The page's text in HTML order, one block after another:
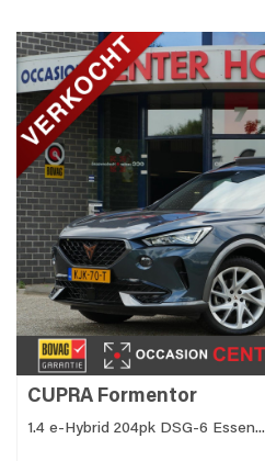
CUPRA Formentor
1.4 e-Hybrid 204pk DSG-6 Essen...